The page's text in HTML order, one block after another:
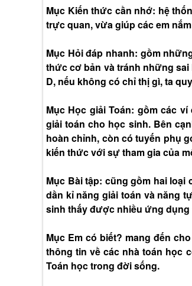
Mục Kiến thức cần nhớ: hệ
trực quan, vừa giúp các em
Mục Hỏi đáp nhanh: gồm
thức cơ bản và tránh những sai
D, nếu không có chỉ thị gì, ta
Mục Học giải Toán: gồm các
giải toán cho học sinh. Bên
hoàn chỉnh, còn có tuyến phụ
kiến thức với sự tham gia của
Mục Bài tập: cũng gồm hai
dần kỉ năng giải toán và năng
sinh thấy được nhiều ứng dụng
Mục Em có biết? mang đến
thông tin về các nhà toán học
Toán học trong đời sống.